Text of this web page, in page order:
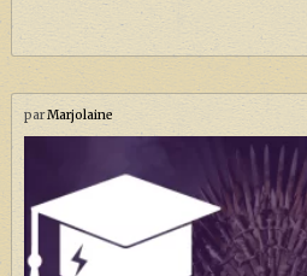
parMarjolaine